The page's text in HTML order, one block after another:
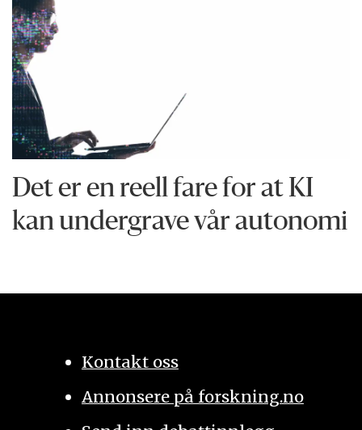
Det er en reell fare for at KI
kan undergrave vår autonomi
Kontakt oss
Annonsere på forskning.no